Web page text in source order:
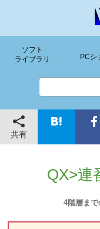
ソフト
ライブラリ
PCシ
共有
QX>連
4階層ま